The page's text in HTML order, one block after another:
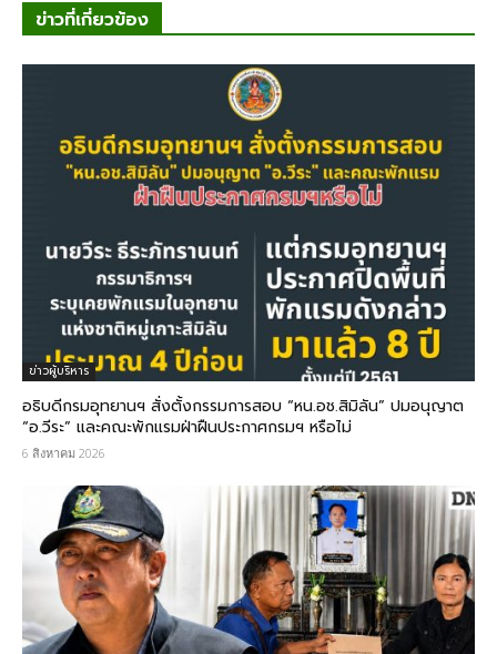
ข่าวที่เกี่ยวข้อง
ข่าวผู้บริหาร
อธิบดีกรมอุทยานฯ​ สั่งตั้งกรรมการสอบ “หน.อช.สิมิลัน” ปมอนุญาต
“อ.วีระ” และคณะพักแรมฝ่าฝืนประกาศกรมฯ หรือไม่
6 สิงหาคม 2026